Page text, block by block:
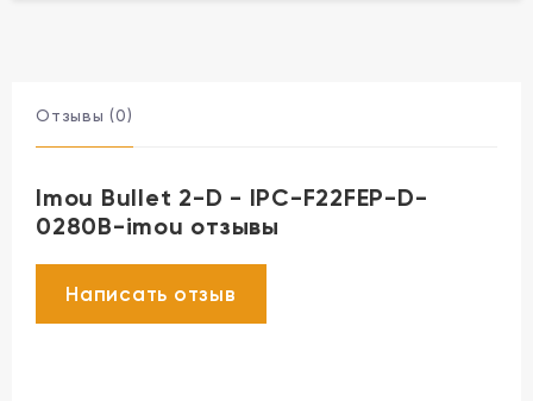
Отзывы (0)
Imou Bullet 2-D - IPC-F22FEP-D-
0280B-imou отзывы